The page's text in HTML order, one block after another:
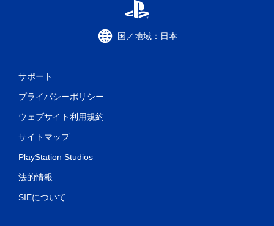
国／地域：日本
サポート
プライバシーポリシー
ウェブサイト利用規約
サイトマップ
PlayStation Studios
法的情報
SIEについて